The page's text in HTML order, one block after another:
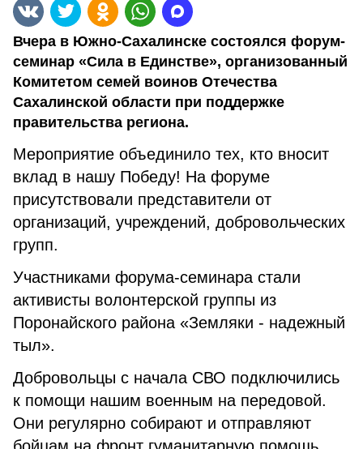
Вчера в Южно-Сахалинске состоялся форум-
семинар «Сила в Единстве», организованный
Комитетом семей воинов Отечества
Сахалинской области при поддержке
правительства региона.
Мероприятие объединило тех, кто вносит
вклад в нашу Победу! На форуме
присутствовали представители от
организаций, учреждений, добровольческих
групп.
Участниками форума-семинара стали
активисты волонтерской группы из
Поронайского района «Земляки - надежный
тыл».
Добровольцы с начала СВО подключились
к помощи нашим военным на передовой.
Они регулярно собирают и отправляют